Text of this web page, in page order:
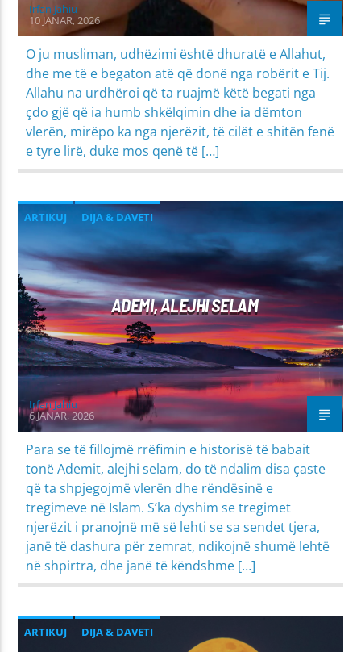
Irfan Jahiu
10 JANAR, 2026
O ju musliman, udhëzimi është dhuratë e Allahut,
dhe me të e begaton atë që donë nga robërit e Tij.
Allahu na urdhëroi që ta ruajmë këtë begati nga
çdo gjë që ia humb shkëlqimin dhe ia dëmton
vlerën, mirëpo ka nga njerëzit, të cilët e shitën fenë
e tyre lirë, duke mos qenë të […]
ARTIKUJ DIJA & DAVETI
ADEMI, ALEJHI SELAM
Irfan Jahiu
6 JANAR, 2026
Para se të fillojmë rrëfimin e historisë të babait
tonë Ademit, alejhi selam, do të ndalim disa çaste
që ta shpjegojmë vlerën dhe rëndësinë e
tregimeve në Islam. S’ka dyshim se tregimet
njerëzit i pranojnë më së lehti se sa sendet tjera,
janë të dashura për zemrat, ndikojnë shumë lehtë
në shpirtra, dhe janë të këndshme […]
ARTIKUJ
DIJA & DAVETI